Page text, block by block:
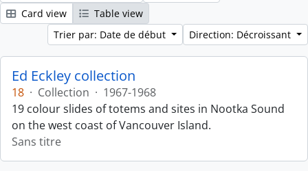
Card view
Table view
Trier par: Date de début
Direction: Décroissant
Ed Eckley collection
18 · Collection · 1967-1968
19 colour slides of totems and sites in Nootka Sound
on the west coast of Vancouver Island.
Sans titre